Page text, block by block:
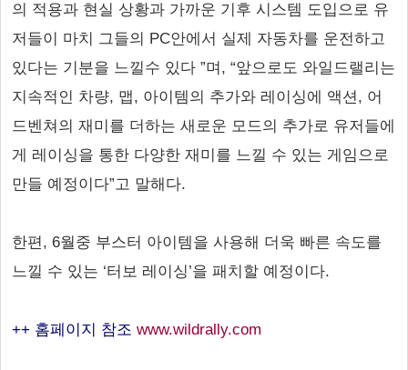
의 적용과 현실 상황과 가까운 기후 시스템 도입으로 유
저들이 마치 그들의 PC안에서 실제 자동차를 운전하고
있다는 기분을 느낄수 있다 ”며, “앞으로도 와일드랠리는
지속적인 차량, 맵, 아이템의 추가와 레이싱에 액션, 어
드벤쳐의 재미를 더하는 새로운 모드의 추가로 유저들에
게 레이싱을 통한 다양한 재미를 느낄 수 있는 게임으로
만들 예정이다”고 말해다.
한편, 6월중 부스터 아이템을 사용해 더욱 빠른 속도를
느낄 수 있는 ‘터보 레이싱’을 패치할 예정이다.
++ 홈페이지 참조 www.wildrally.com